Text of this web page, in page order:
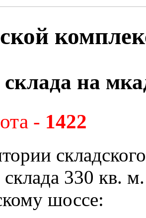
склада на
- 1422
склада 330 кв.
шоссе: